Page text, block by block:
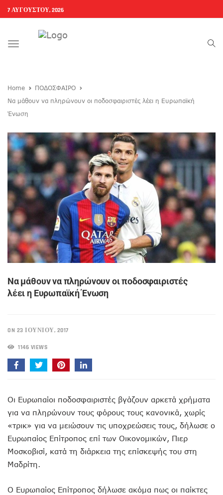
7 ΑΥΓΟΎΣΤΟΥ, 2026
Toggle
Home
ΠΟΔΟΣΦΑΙΡΟ
Να μάθουν να πληρώνουν οι ποδοσφαιριστές λέει η Ευρωπαϊκή
Ένωση
Να μάθουν να πληρώνουν οι ποδοσφαιριστές
λέει η Ευρωπαϊκή Ένωση
ON 23 ΙΟΥΝΊΟΥ, 2017
1146 VIEWS
Οι Ευρωπαίοι ποδοσφαιριστές βγάζουν αρκετά χρήματα
για να πληρώνουν τους φόρους τους κανονικά, χωρίς
«τρικ» για να μειώσουν τις υποχρεώσεις τους, δήλωσε ο
Ευρωπαίος Επίτροπος επί των Οικονομικών, Πιερ
Μοσκοβισί, κατά τη διάρκεια της επίσκεψής του στη
Μαδρίτη.
Ο Ευρωπαίος Επίτροπος δήλωσε ακόμα πως οι παίκτες